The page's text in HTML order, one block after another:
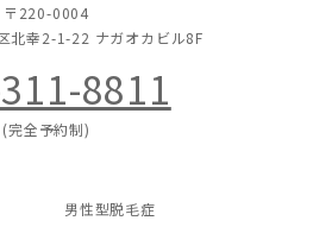
〒220-0004
北幸2-1-22 ナガオカビル8F
8811
(完全予約制)
男性型脱毛症